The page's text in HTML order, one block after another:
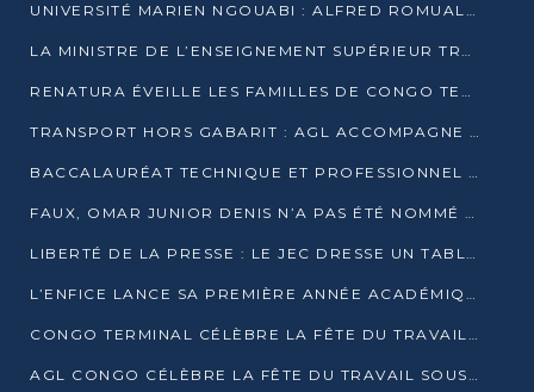
UNIVERSITÉ MARIEN NGOUABI : ALFRED ROMUALD NGUYA POATY SOUTIENT UNE THÈSE SUR LE PARADOXE DE LA CROISSANCE EN ZONE CEMAC
LA MINISTRE DE L’ENSEIGNEMENT SUPÉRIEUR TRACE SA FEUILLE DE ROUTE
RENATURA ÉVEILLE LES FAMILLES DE CONGO TERMINAL À LA PROTECTION DE L’ENVIRONNEMENT
TRANSPORT HORS GABARIT : AGL ACCOMPAGNE LE DÉVELOPPEMENT DU SECTEUR BRASSICOLE AU CONGO
BACCALAURÉAT TECHNIQUE ET PROFESSIONNEL : 16 352 CANDIDATS LANCÉS DANS LES ÉPREUVES D’EPS
FAUX, OMAR JUNIOR DENIS N’A PAS ÉTÉ NOMMÉ AIDE DE CAMP ADJOINT DE DENIS SASSOU NGUESSO
LIBERTÉ DE LA PRESSE : LE JEC DRESSE UN TABLEAU PRÉOCCUPANT AU CONGO
L’ENFICE LANCE SA PREMIÈRE ANNÉE ACADÉMIQUE AVEC 100 FUTURS ENSEIGNANTS
CONGO TERMINAL CÉLÈBRE LA FÊTE DU TRAVAIL AVEC SES COLLABORATEURS À POINTE-NOIRE
AGL CONGO CÉLÈBRE LA FÊTE DU TRAVAIL SOUS LE SIGNE DE LA COHÉSION